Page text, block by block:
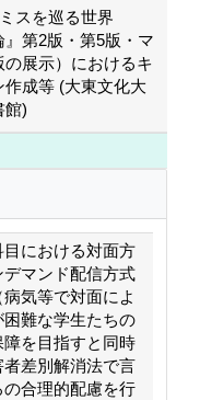
スを巡る世界
』第2版・第5版・マ
の展示）におけるキ
作成等 (大東文化大
館)
における対面方
マンド配信方式
気等で対面によ
困難な学生たちの
を目指すと同時
者差別解消法で言
の合理的配慮を行